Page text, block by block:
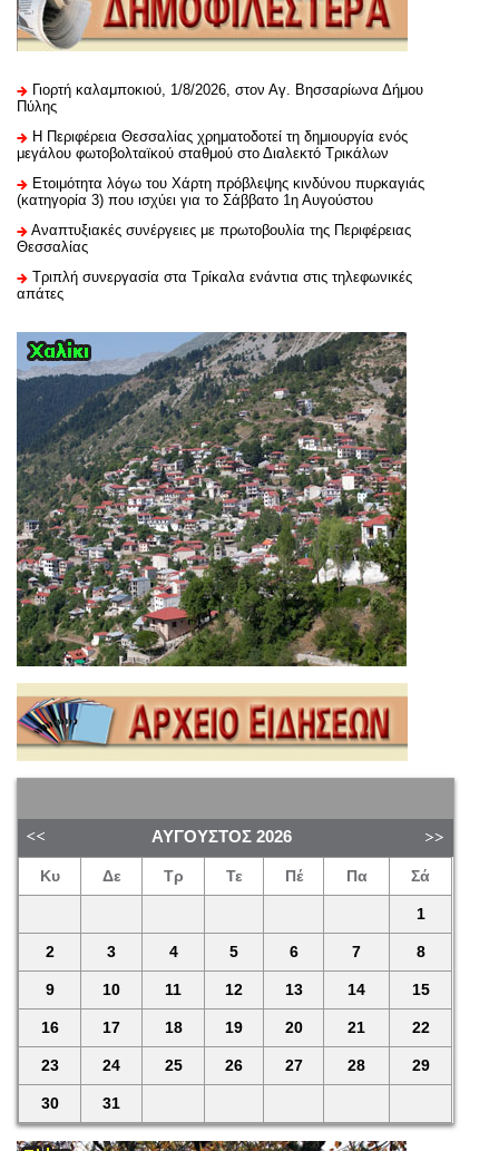
Γιορτή καλαμποκιού, 1/8/2026, στον Αγ. Βησσαρίωνα Δήμου
Πύλης
H Περιφέρεια Θεσσαλίας χρηματοδοτεί τη δημιουργία ενός
μεγάλου φωτοβολταϊκού σταθμού στο Διαλεκτό Τρικάλων
Ετοιμότητα λόγω του Χάρτη πρόβλεψης κινδύνου πυρκαγιάς
(κατηγορία 3) που ισχύει για το Σάββατο 1η Αυγούστου
Αναπτυξιακές συνέργειες με πρωτοβουλία της Περιφέρειας
Θεσσαλίας
Τριπλή συνεργασία στα Τρίκαλα ενάντια στις τηλεφωνικές
απάτες
ΑΎΓΟΥΣΤΟΣ 2026
Κυ Δε Τρ Τε Πέ Πα Σά
1
2 3 4 5 6 7 8
9 10 11 12 13 14 15
16 17 18 19 20 21 22
23 24 25 26 27 28 29
30 31